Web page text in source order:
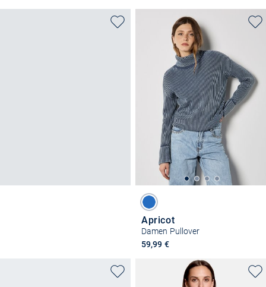
Apricot
Damen Pullover
59,99 €